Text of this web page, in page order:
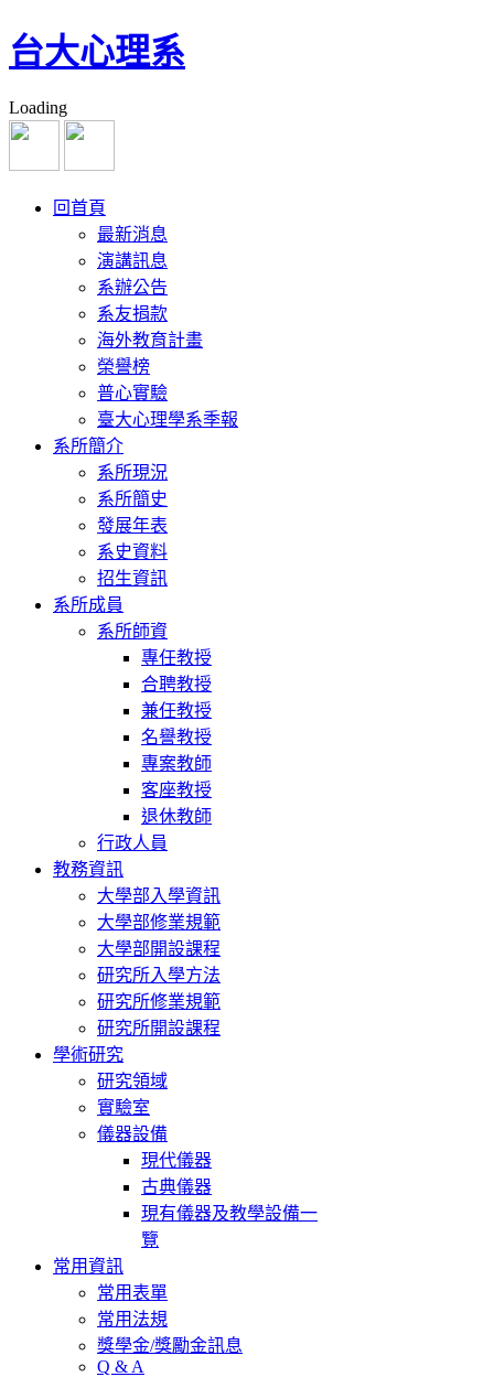
台大心理系
Loading
回首頁
最新消息
演講訊息
系辦公告
系友捐款
海外教育計畫
榮譽榜
普心實驗
臺大心理學系季報
系所簡介
系所現況
系所簡史
發展年表
系史資料
招生資訊
系所成員
系所師資
專任教授
合聘教授
兼任教授
名譽教授
專案教師
客座教授
退休教師
行政人員
教務資訊
大學部入學資訊
大學部修業規範
大學部開設課程
研究所入學方法
研究所修業規範
研究所開設課程
學術研究
研究領域
實驗室
儀器設備
現代儀器
古典儀器
現有儀器及教學設備一
覽
常用資訊
常用表單
常用法規
獎學金/獎勵金訊息
Q & A